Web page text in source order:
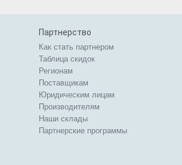
Партнерство
Как стать партнером
Таблица скидок
Регионам
Поставщикам
Юридическим лицам
Производителям
Наши склады
Партнерские программы